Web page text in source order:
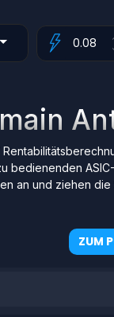
bedienenden
an und ziehen
ZUM